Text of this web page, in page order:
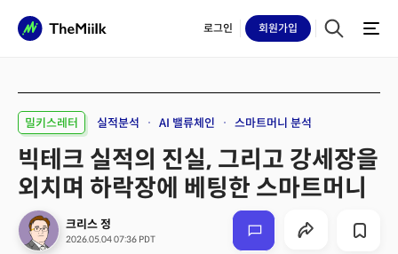
로그인 회원가입
밀키스레터 실적분석 AI 밸류체인 스마트머니 분석
빅테크 실적의 진실, 그리고 강세장을
외치며 하락장에 베팅한 스마트머니
크리스 정
2026.05.04 07:36 PDT